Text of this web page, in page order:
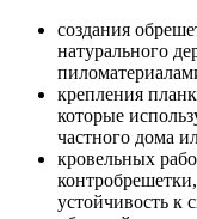
создания
натурального
крепления
которые
частного дома
кровельных
устойчивость к